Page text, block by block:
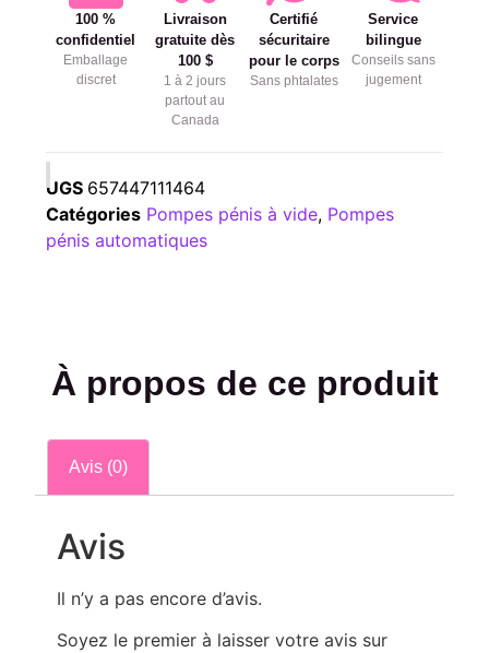
100 %
confidentiel
Emballage
discret
Livraison
gratuite dès
100 $
1 à 2 jours
partout au
Canada
Certifié
sécuritaire
pour le corps
Sans phtalates
Service
bilingue
Conseils sans
jugement
UGS 657447111464
Catégories Pompes pénis à vide, Pompes
pénis automatiques
À propos de ce produit
Avis (0)
Avis
Il n’y a pas encore d’avis.
Soyez le premier à laisser votre avis sur